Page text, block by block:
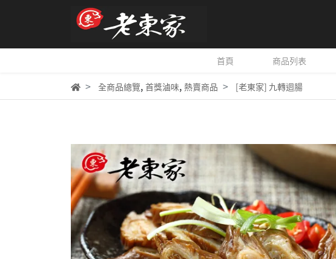
首頁 商品列表
全商品總覽, 首獎滷味, 熱賣商品 [老東家] 九轉迴腸